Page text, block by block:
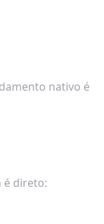
nativo é
é direto: